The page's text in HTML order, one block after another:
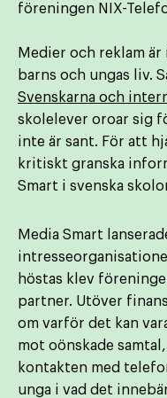
föreningen NIX-
Medier och reklam är
barns och ungas liv.
Svenskarna och
skolelever oroar sig
inte är sant. För att
kritiskt granska
Smart i svenska
Media Smart
höstas klev
partner. Utöver
om varför det kan
mot oönskade
kontakten med
unga i vad det